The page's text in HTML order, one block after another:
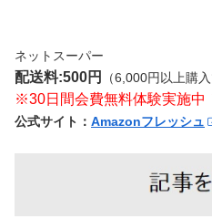
ネットスーパー
配送料:500円 （6,000円以上購
※30日間会費無料体験実施中
公式サイト： Amazonフレッシュ